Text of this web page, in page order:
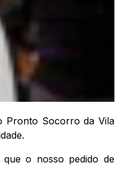
Pronto Socorro da Vila
que o nosso pedido de